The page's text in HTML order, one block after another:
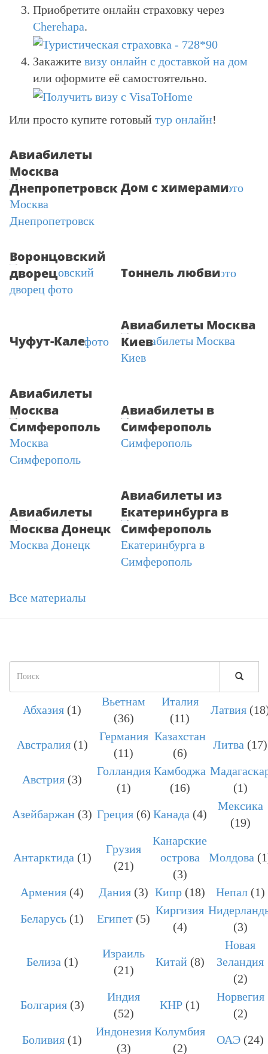
Приобретите онлайн страховку через
Cherehapa.
Закажите визу онлайн с доставкой на дом
или оформите её самостоятельно.
Или просто купите готовый тур онлайн!
Авиабилеты
Москва
ДнепропетровскДом с химерами
Воронцовский
дворец
Тоннель любви
Чуфут-Кале
Авиабилеты Москва
Киев
Авиабилеты
Москва
Симферополь
Авиабилеты в
Симферополь
Авиабилеты
Москва Донецк
Авиабилеты из
Екатеринбурга в
Симферополь
Все материалы
Форма
поиска
ПОИСК
Абхазия (1)
Вьетнам
(36)
Италия
(11)
Латвия
Австралия (1)
Германия
(11)
Казахстан
(6)
Литва (17)
Австрия (3)
Голландия
(1)
Камбоджа
(16)
(1)
Азейбаржан (3) Греция (6) Канада (4)
Мексика
(19)
Антарктида (1)
Грузия
(21)
Канарские
острова
(3)
Молдова
Армения (4) Дания (3) Кипр (18) Непал (1)
Беларусь (1) Египет (5)
Киргизия
(4)
(3)
Белиза (1)
Израиль
(21)
Китай (8)
Новая
Зеландия
(2)
Болгария (3)
Индия
(52)
КНР (1)
Норвегия
(2)
Боливия (1)
Индонезия
(3)
Колумбия
(2)
ОАЭ (24)